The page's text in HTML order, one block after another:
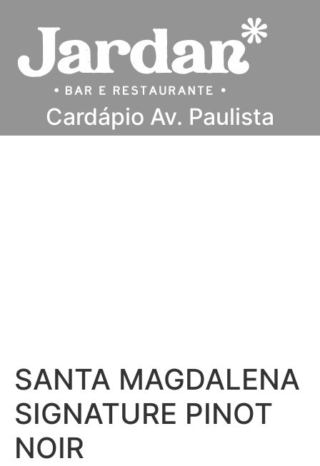
Cardápio Av. Paulista
SANTA MAGDALENA
SIGNATURE PINOT
NOIR